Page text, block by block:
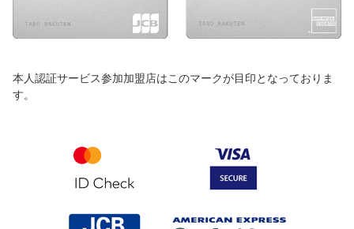
本人認証サービス参加加盟店はこのマークが目印となっておりま
す。